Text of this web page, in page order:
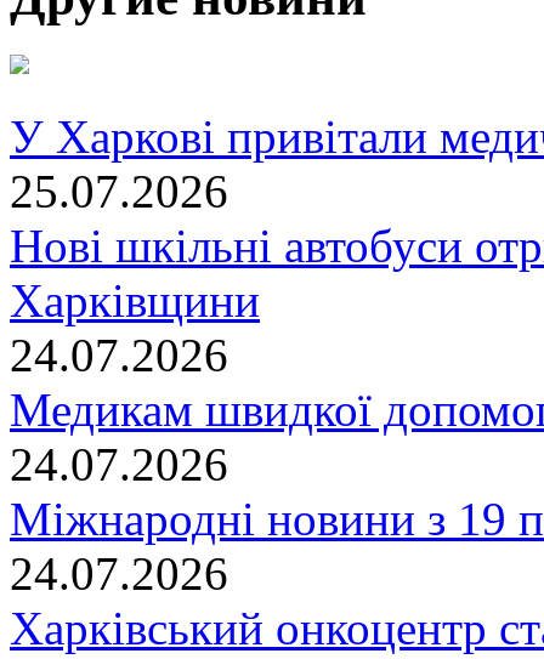
У Харкові привітали
25.07.2026
Нові шкільні автобуси
Харківщини
24.07.2026
Медикам швидкої
24.07.2026
Міжнародні новини з 19
24.07.2026
Харківський онкоцентр